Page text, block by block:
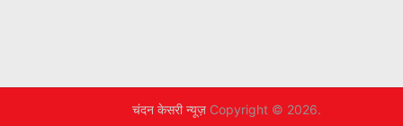
चंदन केसरी न्यूज़ Copyright © 2026.